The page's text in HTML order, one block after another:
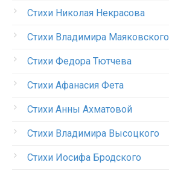
Стихи Николая Некрасова
Стихи Владимира Маяковского
Стихи Федора Тютчева
Стихи Афанасия Фета
Стихи Анны Ахматовой
Стихи Владимира Высоцкого
Стихи Иосифа Бродского